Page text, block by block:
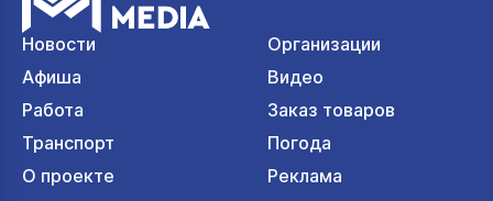
Новости
Организации
Афиша
Видео
Работа
Заказ товаров
Транспорт
Погода
О проекте
Реклама